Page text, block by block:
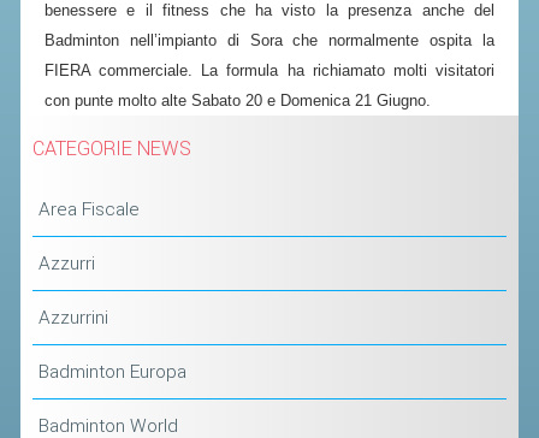
benessere e il fitness che ha visto la presenza anche del
Badminton nell’impianto di Sora che normalmente ospita la
FIERA commerciale. La formula ha richiamato molti visitatori
con punte molto alte Sabato 20 e Domenica 21 Giugno.
CATEGORIE NEWS
Area Fiscale
Azzurri
Azzurrini
Badminton Europa
Badminton World
REGOLAMENTI
PROVVEDIMENTI
ORGANI DI GIUSTIZIA FEDERALE
SCHEDE ATLETI
VOLA CON NOI